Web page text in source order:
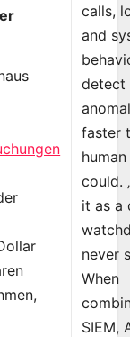
calls,
and
detect
faster
could.
it as a
never
When
SIEM,